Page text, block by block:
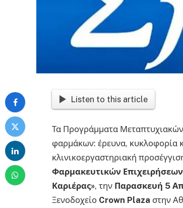
Listen to this article
Τα Προγράμματα
φαρμάκων: έρευνα, κυκλοφορία
κλινικοεργαστηριακή
Φαρμακευτικών
Καριέρας», την Παρασκευή 5
Ξενοδοχείο Crown Plaza στην